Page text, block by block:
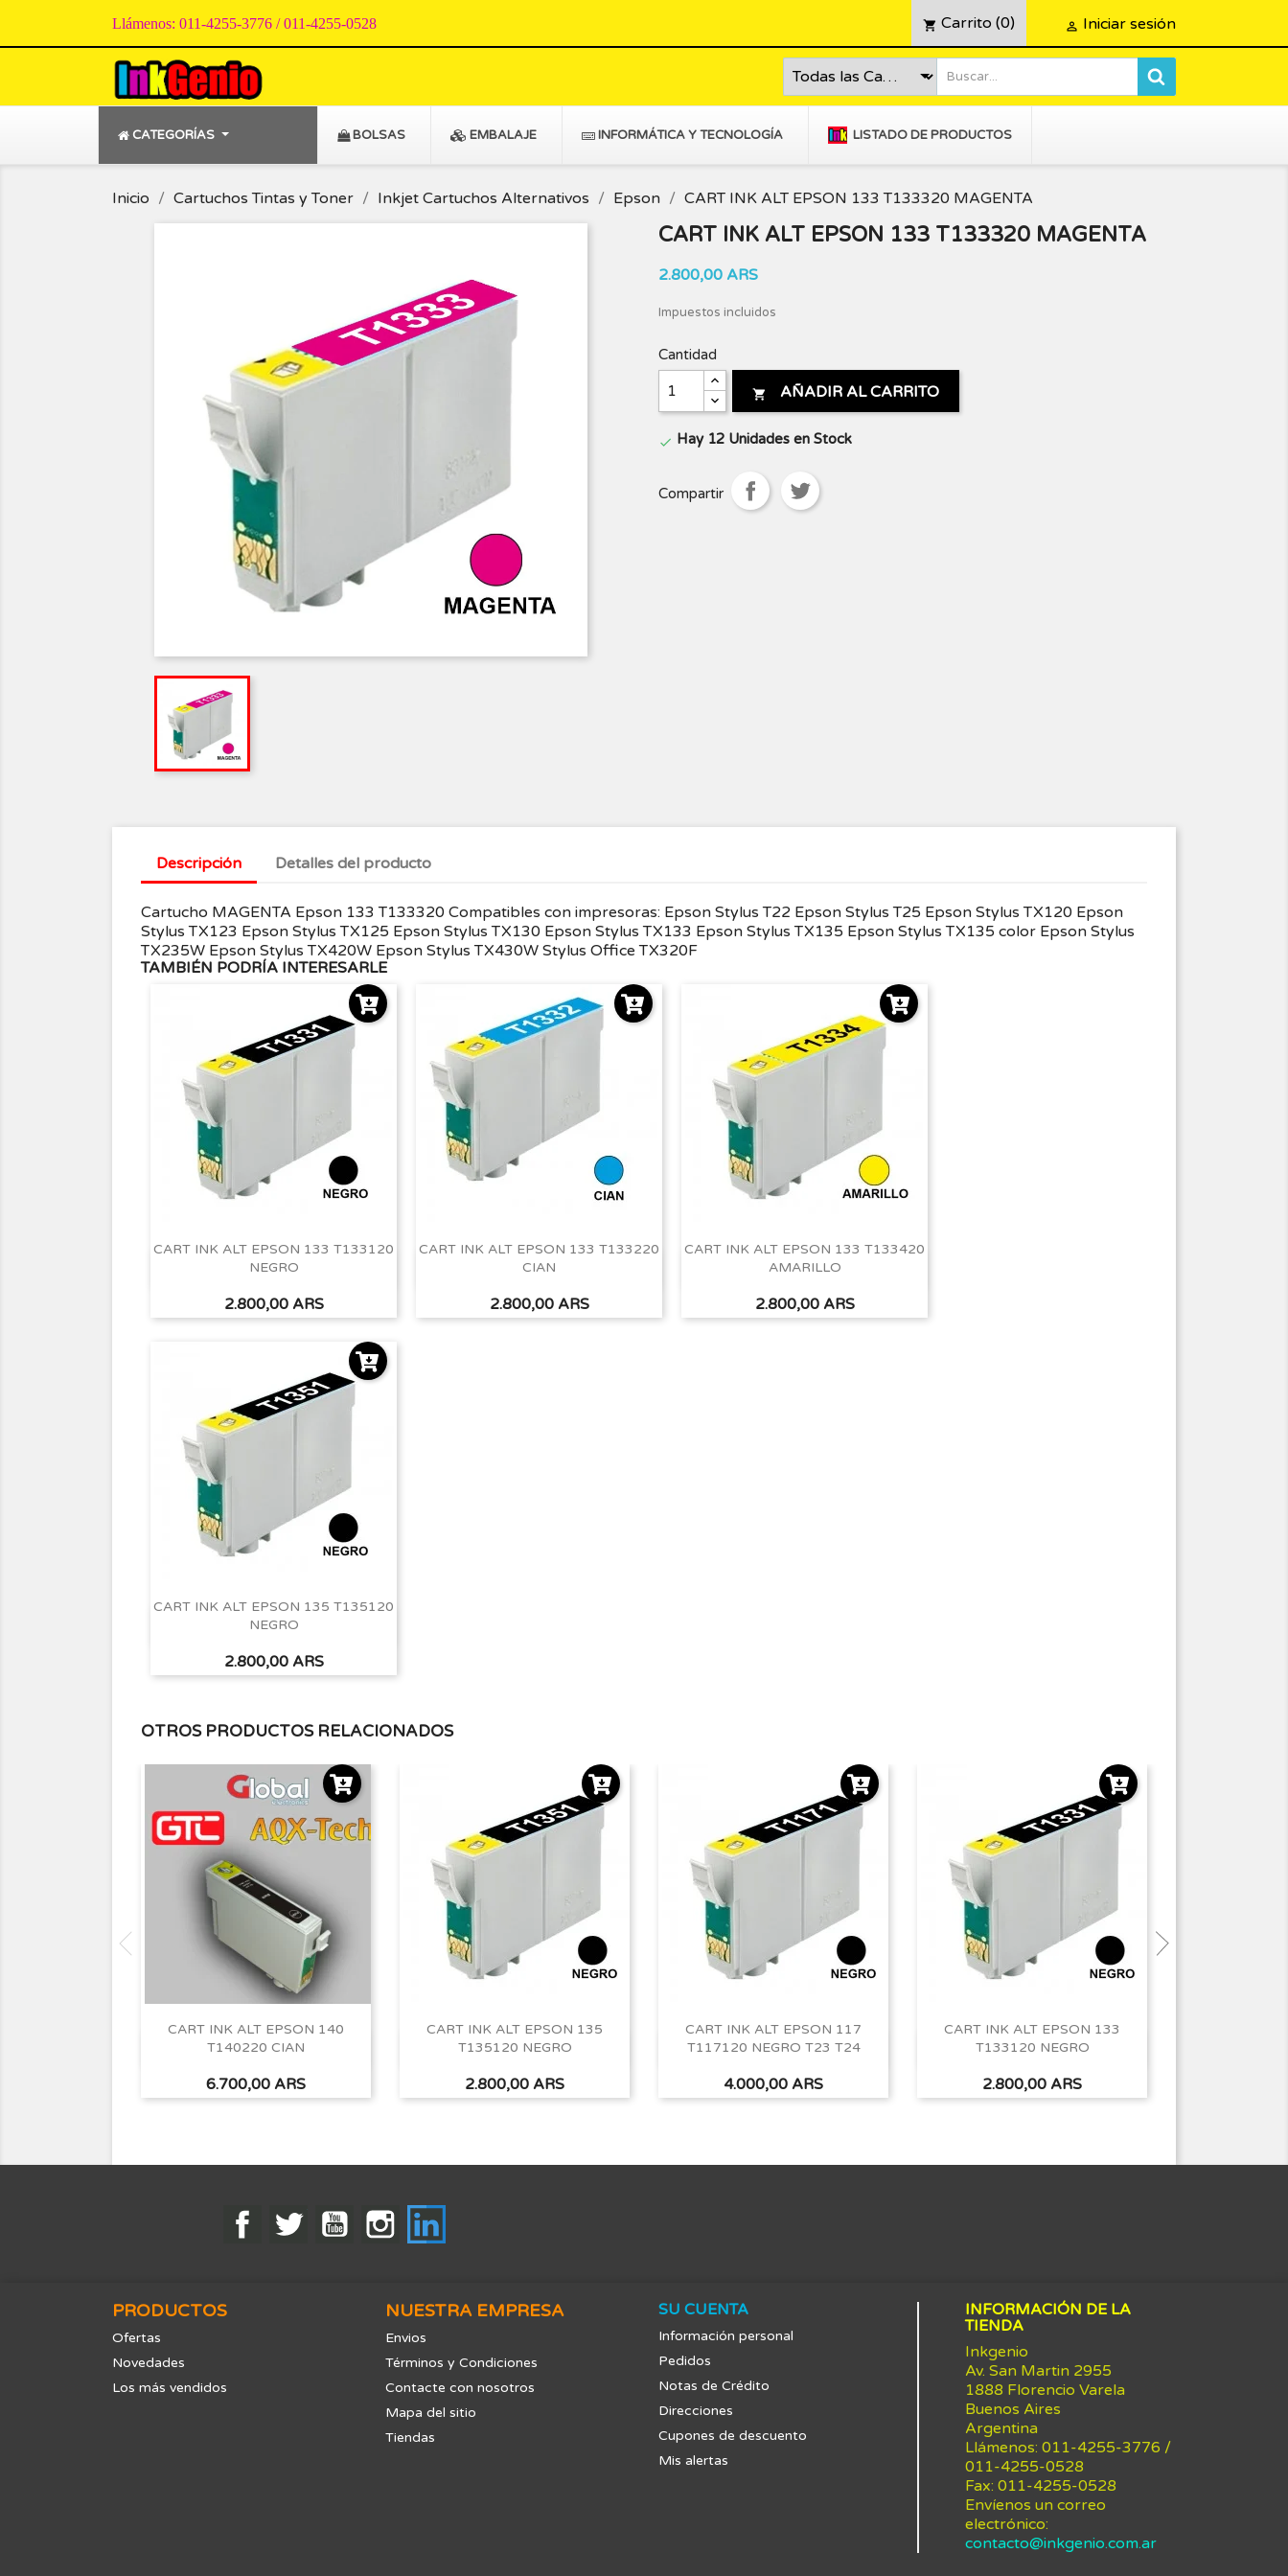
Llámenos: 011-4255-3776 / 011-4255-0528 shopping_cart Carrito (0)  Iniciar sesión
CATEGORÍAS BOLSAS EMBALAJE INFORMÁTICA Y TECNOLOGÍA LISTADO DE PRODUCTOS
Inicio Cartuchos Tintas y Toner Inkjet Cartuchos Alternativos Epson CART INK ALT EPSON 133 T133320 MAGENTA
CART INK ALT EPSON 133 T133320 MAGENTA
2.800,00 ARS
Impuestos incluidos
Cantidad
 AÑADIR AL CARRITO
 Hay 12 Unidades en Stock
Compartir
Descripción Detalles del producto
Cartucho MAGENTA Epson 133 T133320 Compatibles con impresoras: Epson Stylus T22 Epson Stylus T25 Epson Stylus TX120 Epson
Stylus TX123 Epson Stylus TX125 Epson Stylus TX130 Epson Stylus TX133 Epson Stylus TX135 Epson Stylus TX135 color Epson Stylus
TX235W Epson Stylus TX420W Epson Stylus TX430W Stylus Office TX320F
TAMBIÉN PODRÍA INTERESARLE
CART INK ALT EPSON 133 T133120
NEGRO
Precio
2.800,00 ARS
Vista rápida
CART INK ALT EPSON 133 T133220
CIAN
Precio
2.800,00 ARS
Vista rápida
CART INK ALT EPSON 133 T133420
AMARILLO
Precio
2.800,00 ARS
Vista rápida
CART INK ALT EPSON 135 T135120
NEGRO
Precio
2.800,00 ARS
Vista rápida
OTROS PRODUCTOS RELACIONADOS
CART INK ALT EPSON 140
T140220 CIAN
Precio
6.700,00 ARS
Vista rápida
CART INK ALT EPSON 135
T135120 NEGRO
Precio
2.800,00 ARS
Vista rápida
CART INK ALT EPSON 117
T117120 NEGRO T23 T24
Precio
4.000,00 ARS
Vista rápida
CART INK ALT EPSON 133
T133120 NEGRO
Precio
2.800,00 ARS
Vista rápida
FacebookTwitter YouTubeInstagram
PRODUCTOS
Ofertas
Novedades
Los más vendidos
NUESTRA EMPRESA
Envios
Términos y Condiciones
Contacte con nosotros
Mapa del sitio
Tiendas
SU CUENTA
Información personal
Pedidos
Notas de Crédito
Direcciones
Cupones de descuento
Mis alertas
INFORMACIÓN DE LA
TIENDA
Inkgenio
Av. San Martin 2955
1888 Florencio Varela
Buenos Aires
Argentina
Llámenos: 011-4255-3776 /
011-4255-0528
Fax: 011-4255-0528
Envíenos un correo
electrónico:
contacto@inkgenio.com.ar